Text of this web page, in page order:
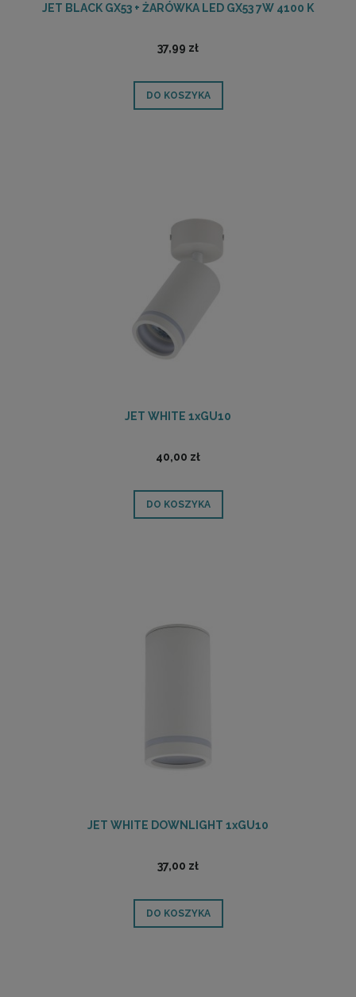
JET BLACK GX53 + ŻARÓWKA LED GX53 7W 4100 K
37,99 zł
DO KOSZYKA
JET WHITE 1xGU10
40,00 zł
DO KOSZYKA
JET WHITE DOWNLIGHT 1xGU10
37,00 zł
DO KOSZYKA